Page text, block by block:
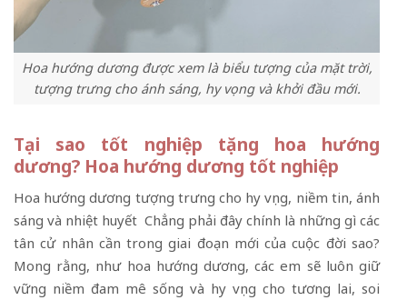
Hoa hướng dương được xem là biểu tượng của mặt trời,
tượng trưng cho ánh sáng, hy vọng và khởi đầu mới.
Tại sao tốt nghiệp tặng hoa hướng
dương? Hoa hướng dương tốt nghiệp
Hoa hướng dương tượng trưng cho hy vọng, niềm tin, ánh
sáng và nhiệt huyết Chẳng phải đây chính là những gì các
tân cử nhân cần trong giai đoạn mới của cuộc đời sao?
Mong rằng, như hoa hướng dương, các em sẽ luôn giữ
vững niềm đam mê sống và hy vọng cho tương lai, soi